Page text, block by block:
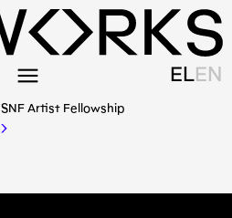
ELEN
SNF Artist Fellowship